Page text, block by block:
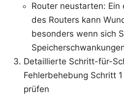
Router neustarten:
des Routers kann
besonders wenn sich
Detaillierte Schritt-für-
Fehlerbehebung Schritt
prüfen